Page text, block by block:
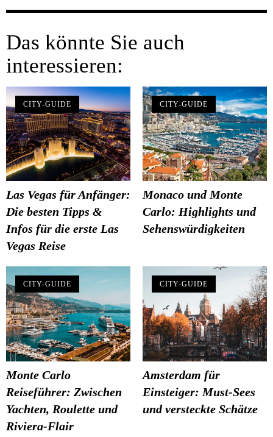
Das könnte Sie auch
interessieren:
CITY-GUIDE
Las Vegas für Anfänger:
Die besten Tipps &
Infos für die erste Las
Vegas Reise
CITY-GUIDE
Monaco und Monte
Carlo: Highlights und
Sehenswürdigkeiten
CITY-GUIDE
Monte Carlo
Reiseführer: Zwischen
Yachten, Roulette und
Riviera-Flair
CITY-GUIDE
Amsterdam für
Einsteiger: Must-Sees
und versteckte Schätze